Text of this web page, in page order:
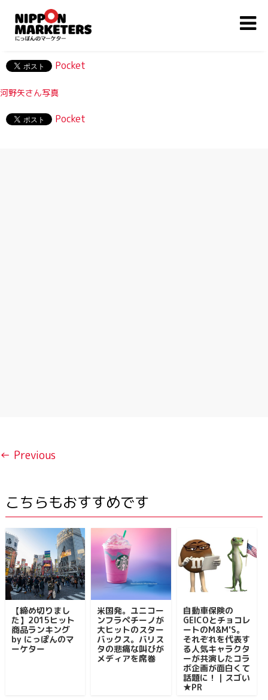
Pocket
河野矢さん写真
Pocket
← Previous
こちらもおすすめです
【締め切りまし
た】2015ヒット
商品ランキング
by にっぽんのマ
ーケター
米国発。ユニコー
ンフラペチーノが
大ヒットのスター
バックス。バリス
タの悲痛な叫びが
メディアを席巻
自動車保険の
GEICOとチョコレ
ートのM&M'S。
それぞれを代表す
る人気キャラクタ
ーが共演したコラ
ボ企画が面白くて
話題に！｜スゴい
★PR